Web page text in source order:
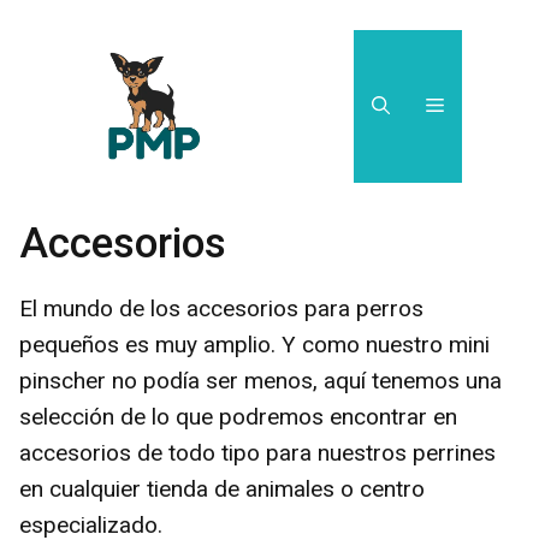
Menú
Accesorios
El mundo de los accesorios para perros
pequeños es muy amplio. Y como nuestro mini
pinscher no podía ser menos, aquí tenemos una
selección de lo que podremos encontrar en
accesorios de todo tipo para nuestros perrines
en cualquier tienda de animales o centro
especializado.